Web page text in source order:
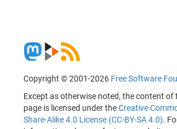
Copyright © 2001-2026 Free Software
Except as otherwise noted, the content
page is licensed under theCreative
Share-Alike 4.0 License (CC-BY-SA 4.0).